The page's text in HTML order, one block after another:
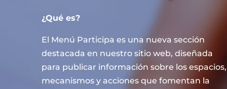
¿Qué es?
El Menú Participa es una nueva sección
destacada en nuestro sitio web, diseñada
para publicar información sobre los espacios,
mecanismos y acciones que fomentan la